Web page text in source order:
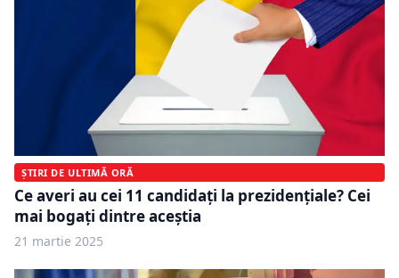
ȘTIRI DE ULTIMĂ ORĂ
Ce averi au cei 11 candidați la prezidențiale? Cei
mai bogați dintre aceștia
21 martie 2025